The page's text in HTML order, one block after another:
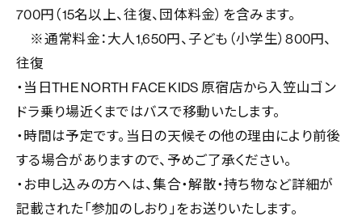
700円（15名以上、往復、団体料金）を含みます。
※通常料金：大人 1,650円、子ども（小学生）800円、
往復
・当日 THE NORTH FACE KIDS 原宿店から入笠山ゴン
ドラ乗り場近くまではバスで移動いたします。
・時間は予定です。当日の天候その他の理由により前後
する場合がありますので、予めご了承ください。
・お申し込みの方へは、集合・解散・持ち物など詳細が
記載された「参加のしおり」をお送りいたします。